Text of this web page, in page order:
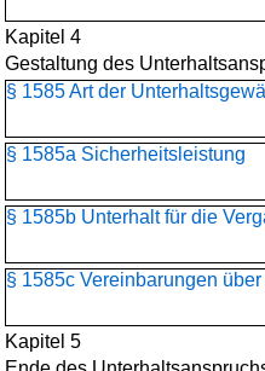
Kapitel 4
Gestaltung des
§ 1585 Art der
§ 1585a Sicherheitsleistung
§ 1585b Unterhalt für die
§ 1585c Vereinbarungen
Kapitel 5